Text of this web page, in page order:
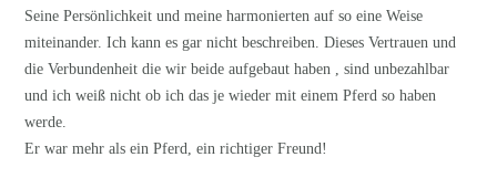
Seine Persönlichkeit und meine harmonierten auf so eine Weise
miteinander. Ich kann es gar nicht beschreiben. Dieses Vertrauen und
die Verbundenheit die wir beide aufgebaut haben , sind unbezahlbar
und ich weiß nicht ob ich das je wieder mit einem Pferd so haben
werde.
Er war mehr als ein Pferd, ein richtiger Freund!